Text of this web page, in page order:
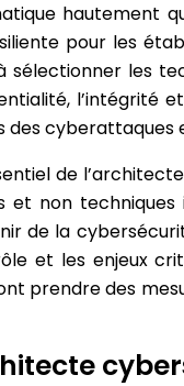
pour les
les
l’intégrité
cyberattaques
de
non
de la
et les enjeux
prendre des